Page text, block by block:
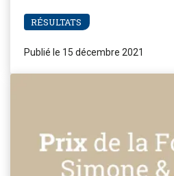
RÉSULTATS
Publié le 15 décembre 2021